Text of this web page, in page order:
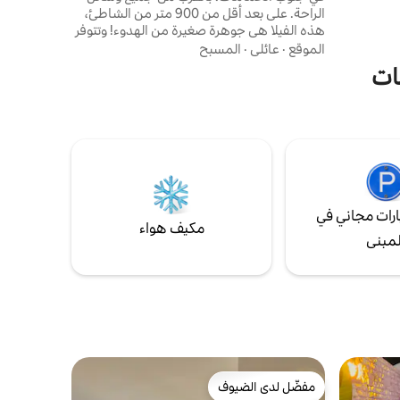
الراحة. على بعد أقل من 900 متر من الشاطئ،
هذه الفيلا هي جوهرة صغيرة من الهدوء! وتتوفر
فيها: - حديقة استوائية مع حمام سباحة كبيرالموقع · عائلي · المسبح
مجاني في
مكيف هواء
مفضّل لدى الضيوف